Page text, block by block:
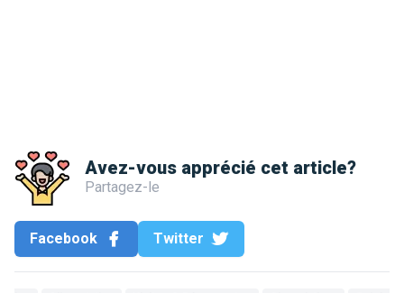
Avez-vous apprécié cet article?
Partagez-le
Facebook Twitter